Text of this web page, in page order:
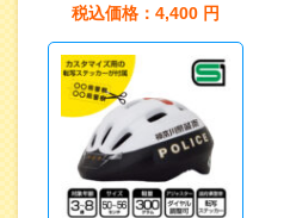
税込価格：4,400 円